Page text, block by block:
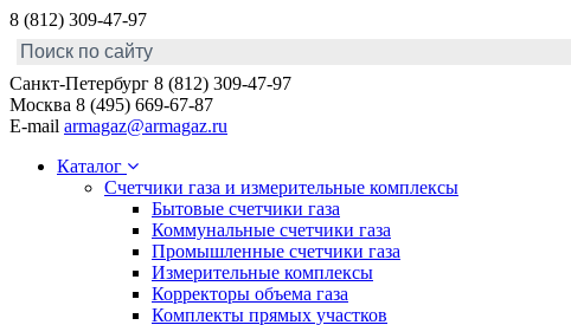
8 (812) 309-47-97
Санкт-Петербург 8 (812) 309-47-97
Москва 8 (495) 669-67-87
E-mail armagaz@armagaz.ru
Каталог
Счетчики газа и измерительные комплексы
Бытовые счетчики газа
Коммунальные счетчики газа
Промышленные счетчики газа
Измерительные комплексы
Корректоры объема газа
Комплекты прямых участков